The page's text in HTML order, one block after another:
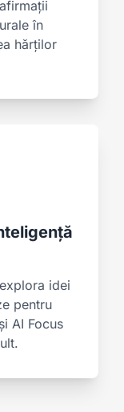
în
hărților
idei
pentru
AI Focus